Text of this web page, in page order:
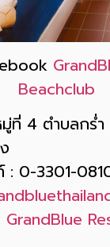
Beachclub
ที่ 4 ตำบลกร่ำ
: 0-3301-
GrandBlue